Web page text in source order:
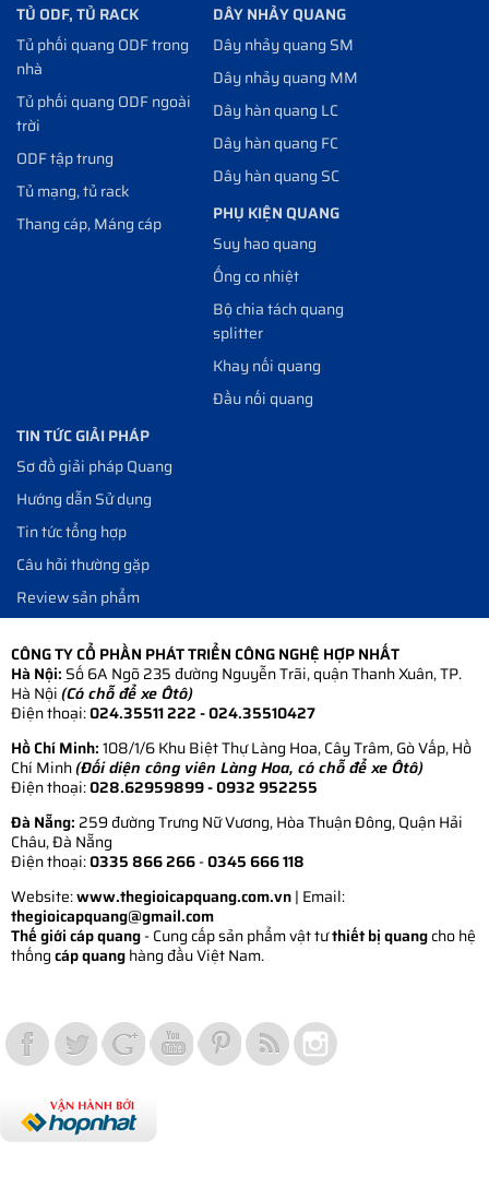
TỦ ODF, TỦ RACK
Tủ phối quang ODF trong
nhà
Tủ phối quang ODF ngoài
trời
ODF tập trung
Tủ mạng, tủ rack
Thang cáp, Máng cáp
DÂY NHẢY QUANG
Dây nhảy quang SM
Dây nhảy quang MM
Dây hàn quang LC
Dây hàn quang FC
Dây hàn quang SC
PHỤ KIỆN QUANG
Suy hao quang
Ống co nhiệt
Bộ chia tách quang
splitter
Khay nối quang
Đầu nối quang
TIN TỨC GIẢI PHÁP
Sơ đồ giải pháp Quang
Hướng dẫn Sử dụng
Tin tức tổng hợp
Câu hỏi thường gặp
Review sản phẩm
CÔNG TY CỔ PHẦN PHÁT TRIỂN CÔNG NGHỆ HỢP NHẤT
Hà Nội: Số 6A Ngõ 235 đường Nguyễn Trãi, quận Thanh Xuân, TP.
Hà Nội(Có chỗ để xe Ôtô)
Điện thoại:024.35511 222 - 024.35510427
Hồ Chí Minh:108/1/6 Khu Biệt Thự Làng Hoa, Cây Trâm, Gò Vấp, Hồ
Chí Minh(Đối diện công viên Làng Hoa, có chỗ để xe Ôtô)
Điện thoại:028.62959899- 0932 952255
Đà Nẵng: 259 đường Trưng Nữ Vương, Hòa Thuận Đông, Quận Hải
Châu, Đà Nẵng
Điện thoại:0335 866 266-0345 666 118
Website:www.thegioicapquang.com.vn| Email:
thegioicapquang@gmail.com
Thế giới cáp quang- Cung cấp sản phẩm vật tưthiết bị quangcho hệ
thốngcáp quanghàng đầu Việt Nam.